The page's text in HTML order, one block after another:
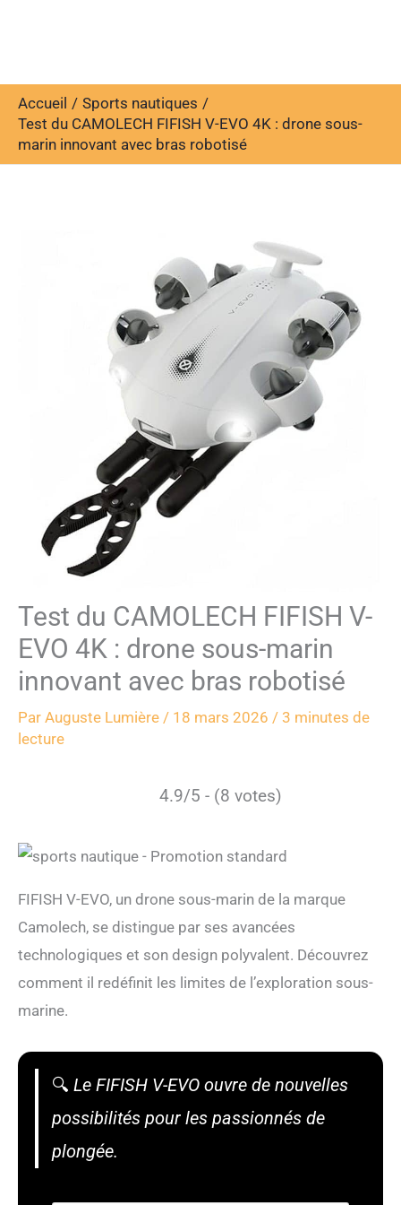
Accueil
Sports nautiques
Test du CAMOLECH FIFISH V-EVO 4K : drone sous-
marin innovant avec bras robotisé
Test du CAMOLECH FIFISH V-
EVO 4K : drone sous-marin
innovant avec bras robotisé
Par Auguste Lumière / 18 mars 2026 / 3 minutes de
lecture
4.9/5 - (8 votes)
FIFISH V-EVO, un drone sous-marin de la marque
Camolech, se distingue par ses avancées
technologiques et son design polyvalent. Découvrez
comment il redéfinit les limites de l’exploration sous-
marine.
🔍 Le FIFISH V-EVO ouvre de nouvelles
possibilités pour les passionnés de
plongée.